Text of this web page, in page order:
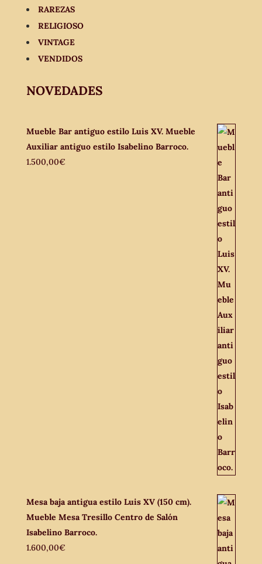
RAREZAS
RELIGIOSO
VINTAGE
VENDIDOS
NOVEDADES
Mueble Bar antiguo estilo Luis XV. Mueble
Auxiliar antiguo estilo Isabelino Barroco.
1.500,00€
Mesa baja antigua estilo Luis XV (150 cm).
Mueble Mesa Tresillo Centro de Salón
Isabelino Barroco.
1.600,00€